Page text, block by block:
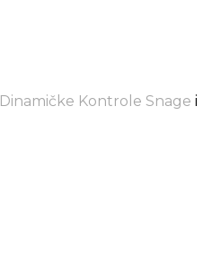
Dinamičke Kontrole Snage i